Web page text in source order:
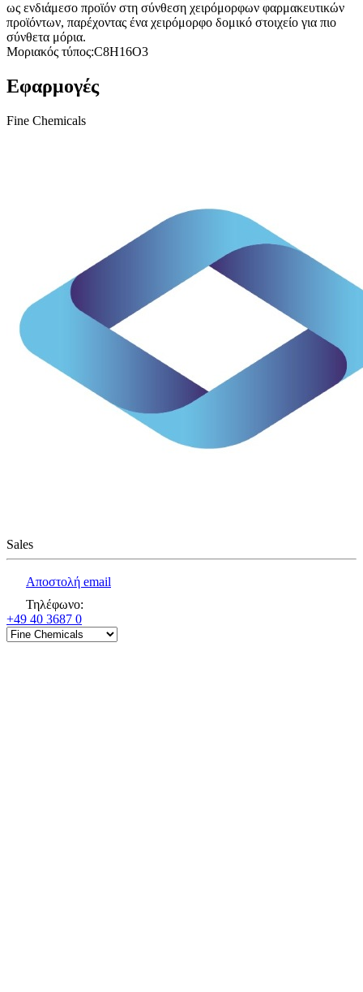
ως ενδιάμεσο προϊόν στη σύνθεση χειρόμορφων φαρμακευτικών
προϊόντων, παρέχοντας ένα χειρόμορφο δομικό στοιχείο για πιο
σύνθετα μόρια.
Μοριακός τύπος:C8H16O3
Εφαρμογές
Fine Chemicals
Sales
Αποστολή email
Τηλέφωνο:
+49 40 3687 0